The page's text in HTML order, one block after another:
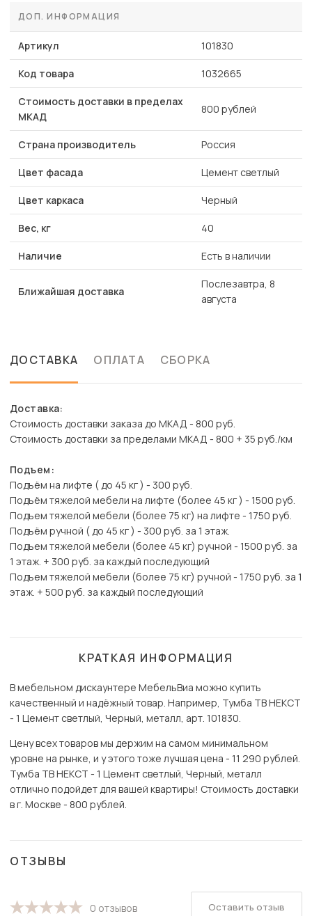
ДОП. ИНФОРМАЦИЯ
Артикул 101830
Код товара 1032665
Стоимость доставки в пределах
МКАД
800 рублей
Страна производитель Россия
Цвет фасада Цемент светлый
Цвет каркаса Черный
Вес, кг 40
Наличие Есть в наличии
Ближайшая доставка
Послезавтра, 8
августа
ДОСТАВКА ОПЛАТА СБОРКА
Доставка:
Стоимость доставки заказа до МКАД - 800 руб.
Стоимость доставки за пределами МКАД - 800 + 35 руб./км
Подъем:
Подъём на лифте ( до 45 кг ) - 300 руб.
Подъём тяжелой мебели на лифте (более 45 кг ) - 1500 руб.
Подъем тяжелой мебели (более 75 кг) на лифте - 1750 руб.
Подъём ручной ( до 45 кг ) - 300 руб. за 1 этаж.
Подъем тяжелой мебели (более 45 кг) ручной - 1500 руб. за
1 этаж. + 300 руб. за каждый последующий
Подъем тяжелой мебели (более 75 кг) ручной - 1750 руб. за 1
этаж. + 500 руб. за каждый последующий
КРАТКАЯ ИНФОРМАЦИЯ
В мебельном дискаунтере МебельВиа можно купить
качественный и надёжный товар. Например, Тумба ТВ НЕКСТ
- 1 Цемент светлый, Черный, металл, арт. 101830.
Цену всех товаров мы держим на самом минимальном
уровне на рынке, и у этого тоже лучшая цена - 11 290 рублей.
Тумба ТВ НЕКСТ - 1 Цемент светлый, Черный, металл
отлично подойдет для вашей квартиры! Стоимость доставки
в г. Москве - 800 рублей.
ОТЗЫВЫ
0 отзывов Оставить отзыв